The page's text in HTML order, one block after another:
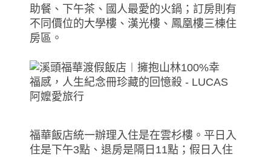
助餐、下午茶、國人最愛的火鍋；訂房則有
不同價位的大學樓、漢光樓、鳳凰樓三棟住
房區。
福華飯店統一辦理入住是在雲杉樓。平日入
住是下午3點、退房是隔日11點；假日入住